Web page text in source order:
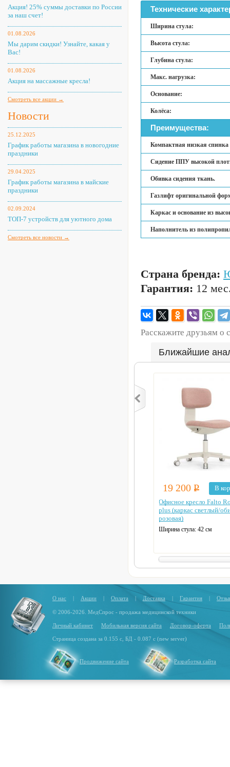
Акция! 25% суммы доставки по России
за наш счет!
01.08.2026
Мы дарим скидки! Узнайте, какая у
Вас!
01.08.2026
Акция на массажные кресла!
Смотреть все акции →
Новости
25.12.2025
График работы магазина в новогодние
праздники
29.04.2025
График работы магазина в майские
праздники
02.09.2024
ТОП-7 устройств для уютного дома
Смотреть все новости →
Технические
Ширина стула:
Высота стула:
Глубина стула:
Макс. нагрузка:
Основание:
Колёса:
Преимущества:
Компактная низкая спинка
Сидение ППУ высокой
Обивка сидения ткань.
Газлифт оригинальной
Каркас и основание из
Наполнитель из
Страна бренда:
Гарантия: 12
Расскажите друзьям о
Ближайшие
19 200Р
В
Офисное кресло Falto
plus (каркас светлый/
розовая)
Ширина стула: 42 см
Макс. нагрузка:120 кг
О нас | Акции | Оплата | Доставка | Гарантия |
© 2006-2026. МедСпрос - продажа медицинской техники
Личный кабинет Мобильная версия сайта Договор-оферта
Страница создана за 0.155 с, БД - 0.087 с (new server)
Продвижение сайта Разработка сайта